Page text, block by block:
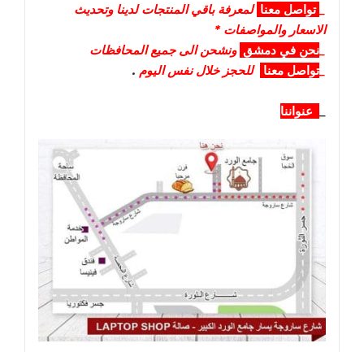
تواصل معنا لمعرفة باقي المنتجات لدينا وتحديث
الاسعار والمواصفات *
نحن في دمشق ونشحن الى جميع المحافظات
تواصل معنا للحجز خلال نفس اليوم .
عنواننا